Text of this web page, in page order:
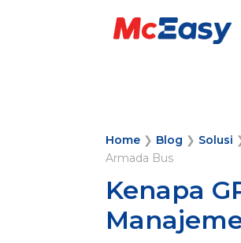
Home ❯ Blog ❯ Solusi
Armada Bus
Kenapa